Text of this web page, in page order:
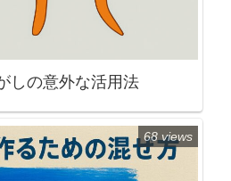
しの意外な活用法
68 views